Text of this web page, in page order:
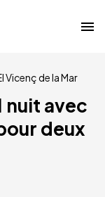
Vicenç de la Mar
nuit avec
deux